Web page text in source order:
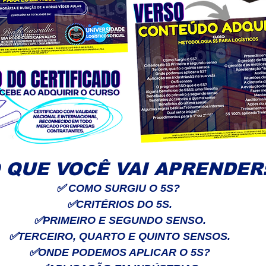
QUE VOCÊ VAI
✅COMO SURGIU O 5S?
✅CRITÉRIOS DO 5S.
✅PRIMEIRO E SEGUNDO SENSO.
✅TERCEIRO, QUARTO E QUINTO SENSOS.
✅ONDE PODEMOS APLICAR O 5S?